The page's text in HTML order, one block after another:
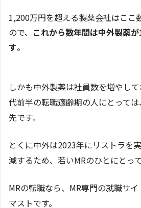
1,200万円を超える製薬会社はここ
ので、 これから数年間は中外製薬
す。
しかも中外製薬は社員数を増やし
代前半の転職適齢期の人にとって
先です。
とくに中外は2023年にリストラを
減するため、若いMRのひとにとっ
MRの転職なら、MR専門の就職サイ
マストです。